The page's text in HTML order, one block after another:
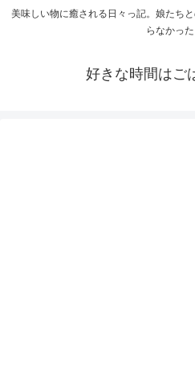
美味しい物に癒される日々っ記。娘たち
らなかった
好きな時間はご